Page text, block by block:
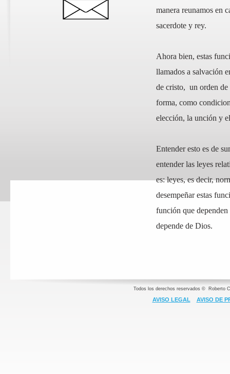
Todos los derechos reservados © Roberto
AVISO LEGAL AVISO DE
manera reunamos en
sacerdote y rey.
Ahora bien, estas
llamados a salvación
de cristo, un orden de
forma, como
elección, la unción y
Entender esto es de
entender las leyes
es: leyes, es decir,
desempeñar estas
función que
depende de Dios.